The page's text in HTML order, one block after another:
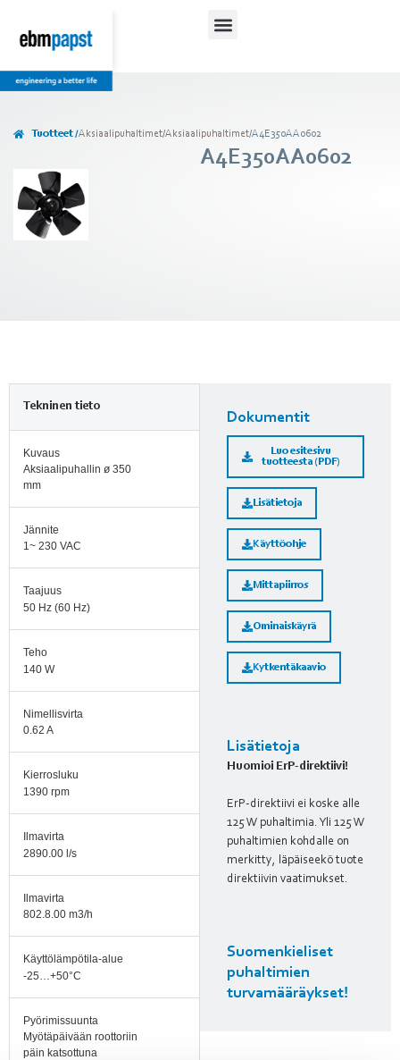
Tuotteet /Aksiaalipuhaltimet/Aksiaalipuhaltimet/A4E350AA0602
A4E350AA0602
Tekninen tieto
Kuvaus
Aksiaalipuhallin ø 350
mm
Jännite
1~ 230 VAC
Taajuus
50 Hz (60 Hz)
Teho
140 W
Nimellisvirta
0.62 A
Kierrosluku
1390 rpm
Ilmavirta
2890.00 l/s
Ilmavirta
802.8.00 m3/h
Käyttölämpötila-alue
-25…+50°C
Pyörimissuunta
Myötäpäivään roottoriin
päin katsottuna
Dokumentit
Luo esitesivu
tuotteesta (PDF)
Lisätietoja
Käyttöohje
Mittapiirros
Ominaiskäyrä
Kytkentäkaavio
Lisätietoja
Huomioi ErP-direktiivi!
ErP-direktiivi ei koske alle
125 W puhaltimia. Yli 125 W
puhaltimien kohdalle on
merkitty, läpäiseekö tuote
direktiivin vaatimukset.
Suomenkieliset
puhaltimien
turvamääräykset!